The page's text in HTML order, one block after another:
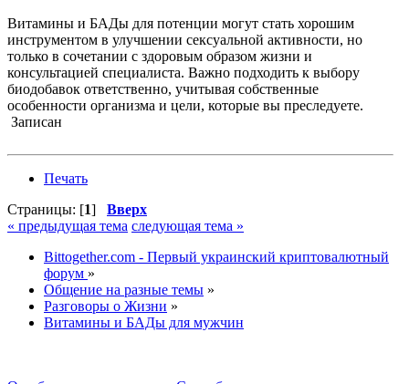
Витамины и БАДы для потенции могут стать хорошим
инструментом в улучшении сексуальной активности, но
только в сочетании с здоровым образом жизни и
консультацией специалиста. Важно подходить к выбору
биодобавок ответственно, учитывая собственные
особенности организма и цели, которые вы преследуете.
Записан
Печать
Страницы: [1] Вверх
« предыдущая тема следующая тема »
Bittogether.com - Первый украинский криптовалютный
форум »
Общение на разные темы »
Разговоры о Жизни »
Витамины и БАДы для мужчин